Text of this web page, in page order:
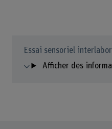
Essai sensoriel
Afficher des